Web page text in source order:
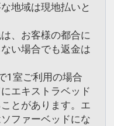
ホテルからお車
からお車で約
～2027年3月
号：DP-1-
地域は現地払いと
、お客様の都合に
い場合でも返金は
1室ご利用の場合
エキストラベッド
とがあります。エ
ファーベッドにな